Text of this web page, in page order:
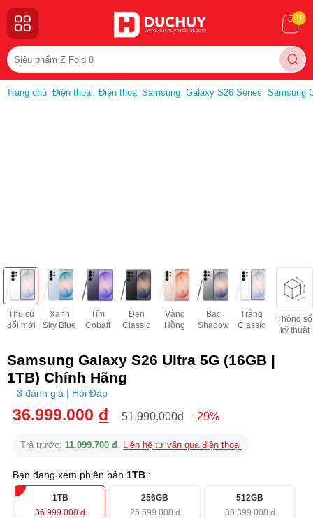
0
Trang chủ Điện thoại Điện thoại Samsung Galaxy S26 Series Samsung
Thu cũ
đổi mới
Xanh
Sky Blue
Tím
Cobalt
Đen
Classic
Vàng
Hồng
Bạc
Shadow
Trắng
Classic
Thông số
kỹ thuật
Samsung Galaxy S26 Ultra 5G (16GB |
1TB) Chính Hãng
3 đánh giá | Hỏi Đáp
36.999.000 đ 51.990.000đ -29%
Trả trước:11.099.700 đ. Liên hệ tư vấn qua điện thoại
Bạn đang xem phiên bản 1TB :
1TB
36.999.000 đ
256GB
25.599.000đ
512GB
30.399.000đ